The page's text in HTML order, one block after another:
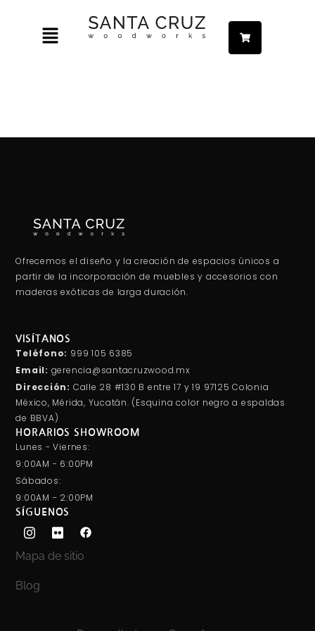
contenido
Menú
Ofrecemos el diseño y la creación de espacios únicos a
partir de la incorporación de muebles y accesorios con
maderas exóticas de larga duración.
VISÍTANOS
Teléfono: 999 105 6385
Email: gerencia@santacruzwood.mx
Dirección: Calle 28 #130 B entre 17 y 19 97125 Colonia
México, Mérida, Yucatán. (Esquina color negro a espaldas
de BBVA)
HORARIOS SHOWROOM
Lunes - Viernes:
9:00AM - 6:00PM
Sábados:
9:00AM - 2:00PM
SÍGUENOS
Mapa de sitio
Blog